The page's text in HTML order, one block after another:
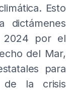
Esto
dictámenes
2024 por el
del Mar,
para
de la crisis